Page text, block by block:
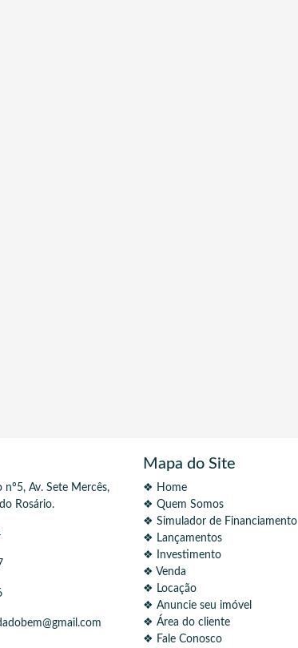
nº5, Av. Sete Mercês,
Rosário.
Mapa do Site
❖ Home
❖ Quem Somos
❖ Simulador de Financiamento
❖ Lançamentos
❖ Investimento
❖ Venda
❖ Locação
❖ Anuncie seu imóvel
❖ Área do cliente
❖ Fale Conosco